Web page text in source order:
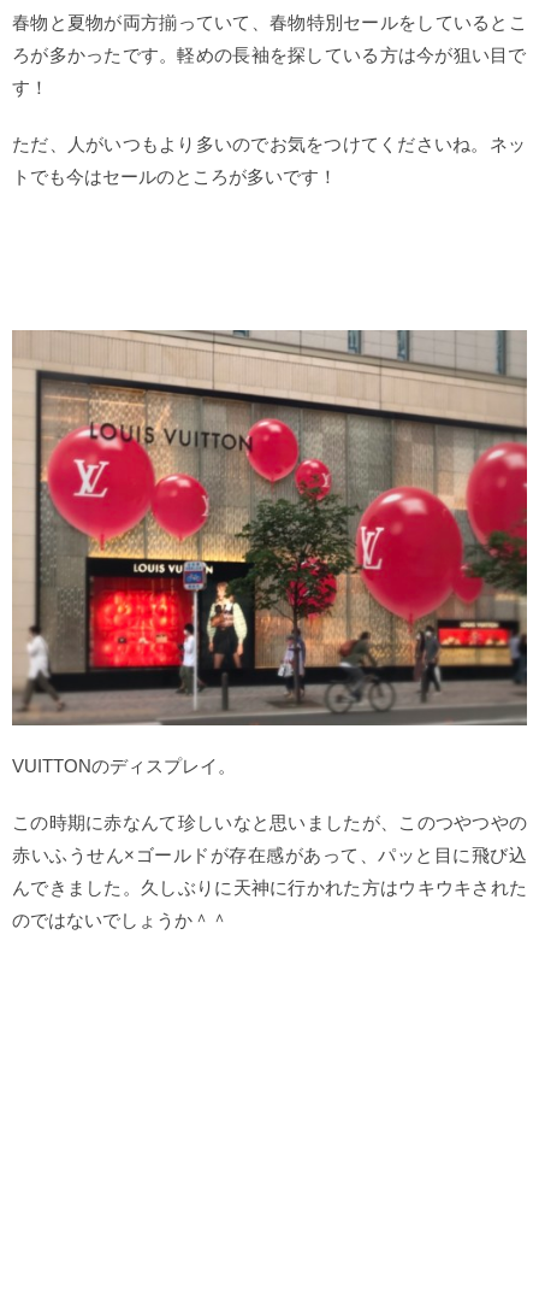
春物と夏物が両方揃っていて、春物特別セールをしているとこ
ろが多かったです。軽めの長袖を探している方は今が狙い目で
す！
ただ、人がいつもより多いのでお気をつけてくださいね。ネッ
トでも今はセールのところが多いです！
VUITTONのディスプレイ。
この時期に赤なんて珍しいなと思いましたが、このつやつやの
赤いふうせん×ゴールドが存在感があって、パッと目に飛び込
んできました。久しぶりに天神に行かれた方はウキウキされた
のではないでしょうか＾＾